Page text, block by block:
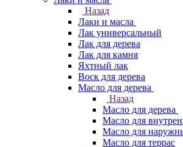
Назад
Лаки и масла
Лак универсальный
Лак для дерева
Лак для камня
Яхтный лак
Воск для дерева
Масло для дерева
Назад
Масло для дерева
Масло для
Масло для
Масло для террас